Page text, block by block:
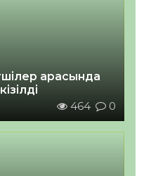
арасында
464 0